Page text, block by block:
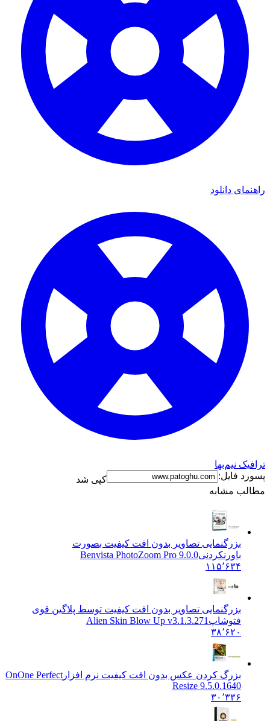
راهنمای دانلود
ترافیک نیم‌بها
پسورد فایل:
کپی شد
مطالب مشابه
بزرگنمایی تصاویر بدون افت کیفیت بصورت
باورنکردنیBenvista PhotoZoom Pro 9.0.0
۱۱۵٬۶۳۴
بزرگنمایی تصاویر بدون افت کیفیت توسط پلاگین قوی
فتوشاپ Alien Skin Blow Up v3.1.3.271
۳۸٬۶۲۰
بزرگ کردن عکس بدون افت کیفیت نرم افزار OnOne Perfect
Resize 9.5.0.1640
۳۰٬۳۳۶